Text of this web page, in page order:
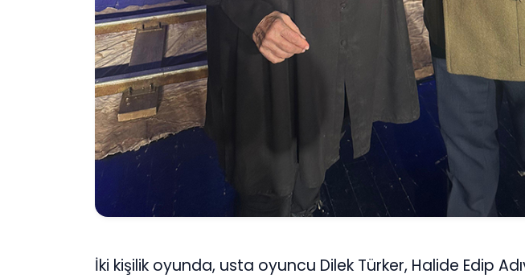
İki kişilik oyunda, usta oyuncu Dilek Türker, Halide Edip